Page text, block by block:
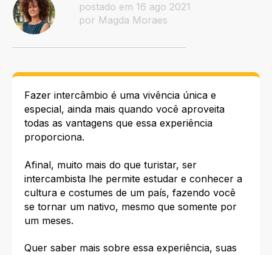
postado em 16 ago 2021
por Magda Moraes
Fazer intercâmbio é uma vivência única e
especial, ainda mais quando você aproveita
todas as vantagens que essa experiência
proporciona.
Afinal, muito mais do que turistar, ser
intercambista lhe permite estudar e conhecer a
cultura e costumes de um país, fazendo você
se tornar um nativo, mesmo que somente por
um meses.
Quer saber mais sobre essa experiência, suas